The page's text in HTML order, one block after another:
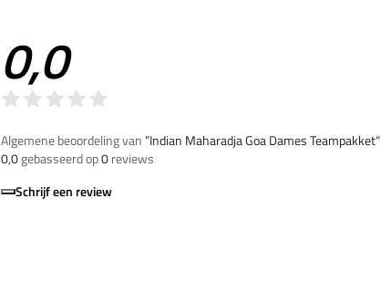
0,0
Algemene beoordeling van”Indian Maharadja Goa Dames Teampakket“
0,0gebasseerd op0reviews
Schrijf een review